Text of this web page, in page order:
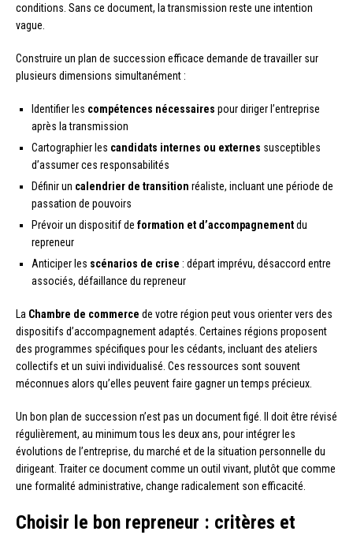
conditions. Sans ce document, la transmission reste une intention
vague.
Construire un plan de succession efficace demande de travailler sur
plusieurs dimensions simultanément :
Identifier les compétences nécessaires pour diriger l’entreprise
après la transmission
Cartographier les candidats internes ou externes susceptibles
d’assumer ces responsabilités
Définir un calendrier de transition réaliste, incluant une période de
passation de pouvoirs
Prévoir un dispositif de formation et d’accompagnementdu
repreneur
Anticiper les scénarios de crise : départ imprévu, désaccord entre
associés, défaillance du repreneur
La Chambre de commerce de votre région peut vous orienter vers des
dispositifs d’accompagnement adaptés. Certaines régions proposent
des programmes spécifiques pour les cédants, incluant des ateliers
collectifs et un suivi individualisé. Ces ressources sont souvent
méconnues alors qu’elles peuvent faire gagner un temps précieux.
Un bon plan de succession n’est pas un document figé. Il doit être révisé
régulièrement, au minimum tous les deux ans, pour intégrer les
évolutions de l’entreprise, du marché et de la situation personnelle du
dirigeant. Traiter ce document comme un outil vivant, plutôt que comme
une formalité administrative, change radicalement son efficacité.
Choisir le bon repreneur : critères et